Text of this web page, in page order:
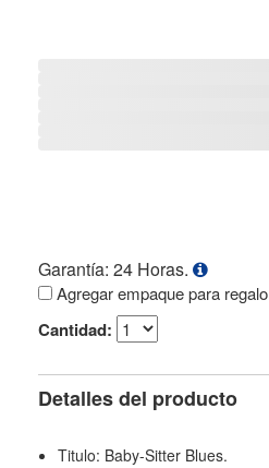
Garantía: 24 Horas.
Agregar empaque para regalo
Cantidad:
Detalles del producto
Titulo: Baby-Sitter Blues.